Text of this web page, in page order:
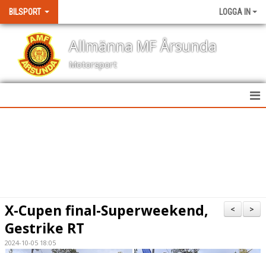
BILSPORT LOGGA IN
Allmänna MF Årsunda
Motorsport
KONTAKT
RESULTAT TÄVLINGAR
>
<
X-Cupen final-Superweekend,
Gestrike RT
2024-10-05 18:05